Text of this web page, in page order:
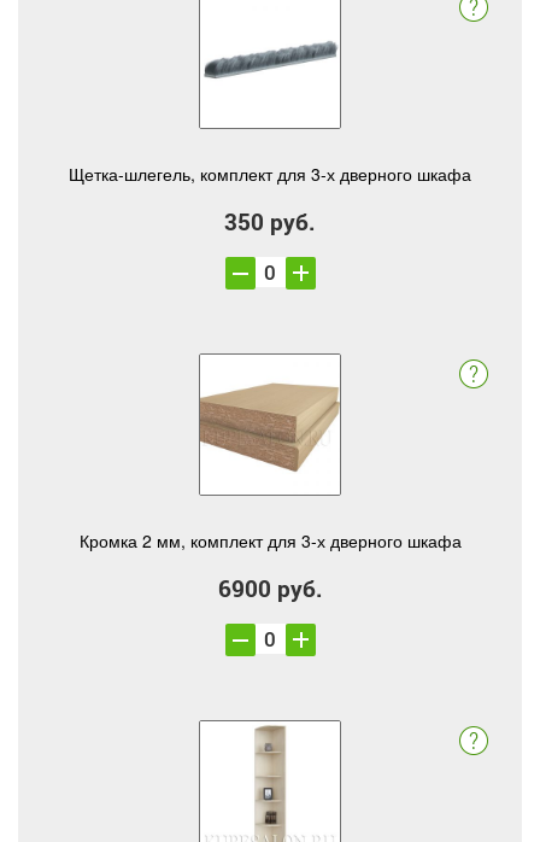
Щетка-шлегель, комплект для 3-х дверного шкафа
350 руб.
Кромка 2 мм, комплект для 3-х дверного шкафа
6900 руб.